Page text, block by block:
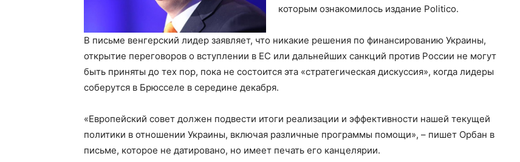
которым ознакомилось издание Politico.
В письме венгерский лидер заявляет, что никакие решения по финансированию Украины,
открытие переговоров о вступлении в ЕС или дальнейших санкций против России не могут
быть приняты до тех пор, пока не состоится эта «стратегическая дискуссия», когда лидеры
соберутся в Брюсселе в середине декабря.
«Европейский совет должен подвести итоги реализации и эффективности нашей текущей
политики в отношении Украины, включая различные программы помощи», – пишет Орбан в
письме, которое не датировано, но имеет печать его канцелярии.